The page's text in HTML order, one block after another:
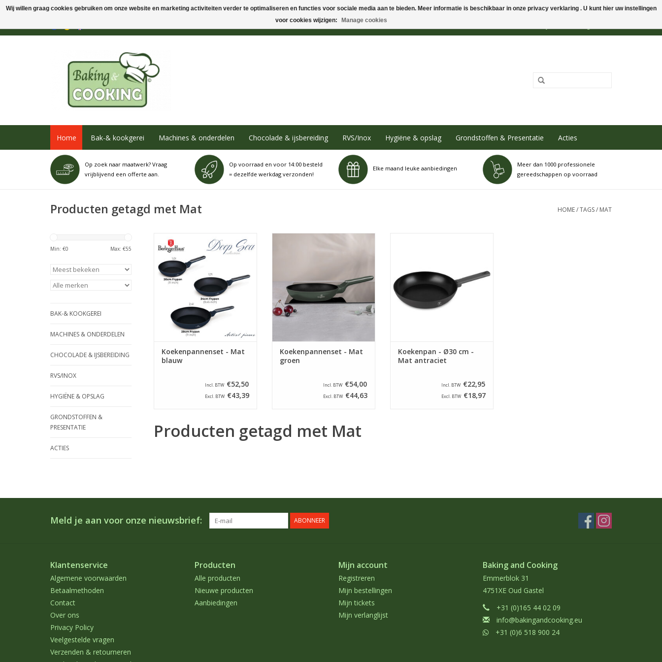
Home Bak-& kookgerei Machines & onderdelen Chocolade & ijsbereiding RVS/Inox Hygiëne & opslag Grondstoffen & Presentatie Acties
Op zoek naar maatwerk? Vraag
vrijblijvend een offerte aan.
Op voorraad en voor 14:00 besteld
= dezelfde werkdag verzonden!
Elke maand leuke aanbiedingen
Meer dan 1000 professionele
gereedschappen op voorraad
Producten getagd met Mat HOME/TAGS/ MAT
Min: €0 Max: €55
BAK-& KOOKGEREI
MACHINES & ONDERDELEN
CHOCOLADE & IJSBEREIDING
RVS/INOX
HYGIËNE & OPSLAG
GRONDSTOFFEN &
PRESENTATIE
ACTIES
Berlinger Haus -
Koekenpannenset - Mat blauw
TOEVOEGEN AAN WINKELWAGEN
Koekenpannenset - Mat
blauw
Incl. BTW €52,50
Excl. BTW €43,39
Koekenpannenset - Mat
groen
Incl. BTW €54,00
Excl. BTW €44,63
Koekenpan - Ø30 cm -
Mat antraciet
Incl. BTW €22,95
Excl. BTW €18,97
Producten getagd met Mat
Meld je aan voor onze nieuwsbrief: ABONNEER
Klantenservice
Algemene voorwaarden
Betaalmethoden
Contact
Over ons
Privacy Policy
Veelgestelde vragen
Verzenden & retourneren
Producten
Alle producten
Nieuwe producten
Aanbiedingen
Mijn account
Registreren
Mijn bestellingen
Mijn tickets
Mijn verlanglijst
Baking and Cooking
Emmerblok 31
4751XE Oud Gastel
+31 (0)165 44 02 09
info@bakingandcooking.eu
+31 (0)6 518 900 24
Wij willen graag cookies gebruiken om onze website en marketing activiteiten verder te optimaliseren en functies voor sociale media aan te bieden. Meer informatie is beschikbaar in onze privacy verklaring . U kunt hier uw instellingen
voor cookies wijzigen:
Manage cookies